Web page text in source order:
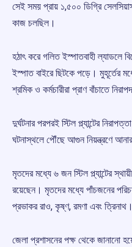
সেই সময় প্রায় ১,৫০০ ডিগ্রি
কাজ চলছিল।
হঠাৎ করে গলিত ইস্পাতবাহী ল্যাডলে
ইস্পাত বাইরে ছিটকে পড়ে। মুহূর্তের
শ্রমিক ও কর্মচারীরা প্রাণ বাঁচাতে
দুর্ঘটনার পরপরই স্টিল প্ল্যান্টের
ঘটনাস্থলে পৌঁছে আগুন নিয়ন্ত্রণে
মৃতদের মধ্যে ৬ জন স্টিল প্ল্যান্টের
রয়েছেন। মৃতদের মধ্যে পাঁচজনের
প্রভাকর রাও, কৃষ্ণ, রমণা এবং ত্রিনাথ।
জেলা প্রশাসনের পক্ষ থেকে জানানো